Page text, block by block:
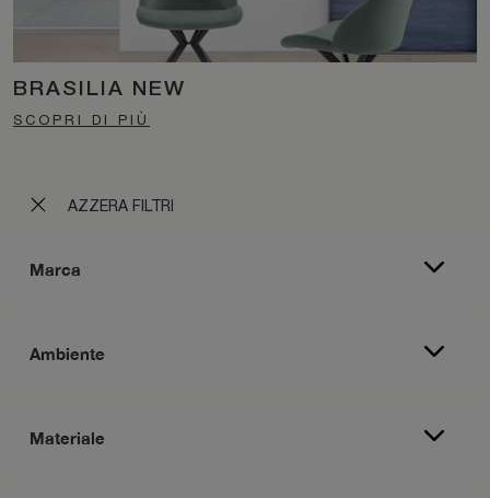
AZZERA FILTRI
Marca
Ambiente
Materiale
BRASILIA NEW
SCOPRI DI PIÙ